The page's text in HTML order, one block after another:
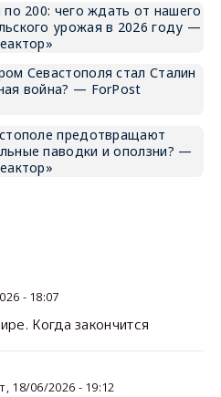
по 200: чего ждать от нашего
урожая в 2026 году —
Севастополя стал Сталин
война? — ForPost
предотвращают
паводки и оползни? —
- 18:07
Когда закончится
18/06/2026 - 19:12